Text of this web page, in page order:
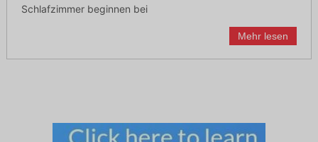
Schlafzimmer beginnen bei
Mehr lesen